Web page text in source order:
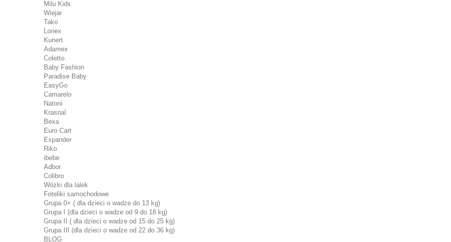
Milu Kids
Wiejar
Tako
Lonex
Kunert
Adamex
Coletto
Baby Fashion
Paradise Baby
EasyGo
Camarelo
Natoni
Krasnal
Bexa
Euro Cart
Expander
Riko
ibebe
Adbor
Colibro
Wózki dla lalek
Foteliki samochodowe
Grupa 0+ ( dla dzieci o wadze do 13 kg)
Grupa I (dla dzieci o wadze od 9 do 18 kg)
Grupa II ( dla dzieci o wadze od 15 do 25 kg)
Grupa III (dla dzieci o wadze od 22 do 36 kg)
BLOG